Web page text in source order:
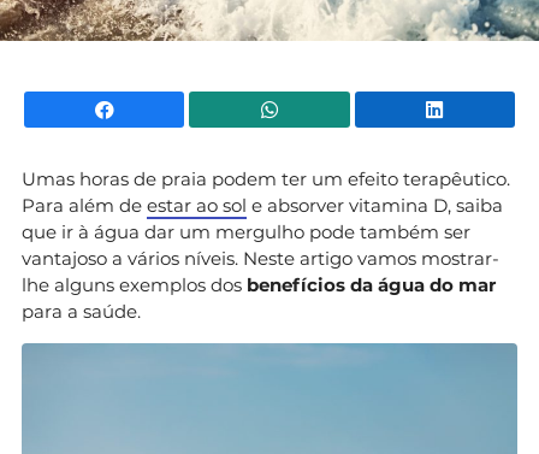
Facebook WhatsApp
Umas horas de praia podem ter um efeito terapêutico.
Para além de estar ao sol e absorver vitamina D, saiba
que ir à água dar um mergulho pode também ser
vantajoso a vários níveis. Neste artigo vamos mostrar-
lhe alguns exemplos dos benefícios da água do mar
para a saúde.